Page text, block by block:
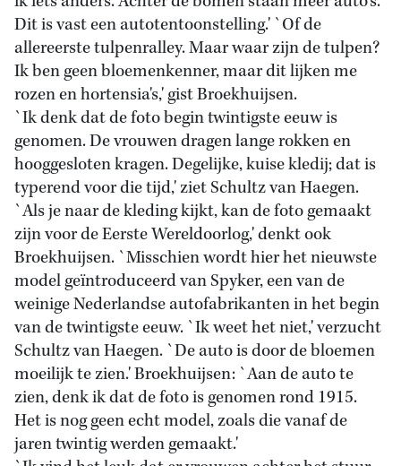
Dit is vast een autotentoonstelling.' `Of de
allereerste tulpenralley. Maar waar zijn de tulpen?
Ik ben geen bloemenkenner, maar dit lijken me
rozen en hortensia's,' gist Broekhuijsen.
`Ik denk dat de foto begin twintigste eeuw is
genomen. De vrouwen dragen lange rokken en
hooggesloten kragen. Degelijke, kuise kledij; dat is
typerend voor die tijd,' ziet Schultz van Haegen.
`Als je naar de kleding kijkt, kan de foto gemaakt
zijn voor de Eerste Wereldoorlog,' denkt ook
Broekhuijsen. `Misschien wordt hier het nieuwste
model geïntroduceerd van Spyker, een van de
weinige Nederlandse autofabrikanten in het begin
van de twintigste eeuw. `Ik weet het niet,' verzucht
Schultz van Haegen. `De auto is door de bloemen
moeilijk te zien.' Broekhuijsen: `Aan de auto te
zien, denk ik dat de foto is genomen rond 1915.
Het is nog geen echt model, zoals die vanaf de
jaren twintig werden gemaakt.'